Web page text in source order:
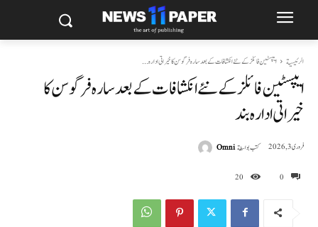
الرئيسية ایپسٹین فائلز کے نئے انکشافات کے بعد سارہ فرگوسن کا خیراتی ادارہ...
ایپسٹین فائلز کے نئے انکشافات کے بعد سارہ فرگوسن کا
خیراتی ادارہ بند
0
20
فروری 3, 2026 كتب بواسطةOmni